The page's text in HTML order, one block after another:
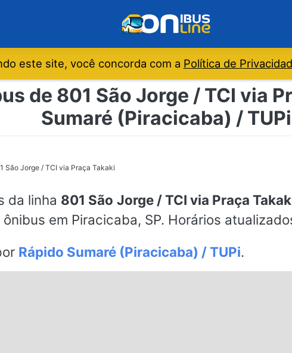
este site, você concorda com a Política de
de 801 São Jorge / TCI via
Sumaré (Piracicaba) / TUPi
São Jorge / TCI via Praça Takaki
da linha 801 São Jorge / TCI via Praça
em Piracicaba, SP. Horários
Rápido Sumaré (Piracicaba) / TUPi.